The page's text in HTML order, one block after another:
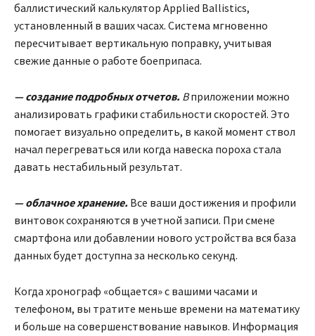
баллистический калькулятор Applied Ballistics,
установленный в ваших часах. Система мгновенно
пересчитывает вертикальную поправку, учитывая
свежие данные о работе боеприпаса.
— создание подробных отчетов. Вприложении можно
анализировать графики стабильности скоростей. Это
помогает визуально определить, в какой момент ствол
начал перегреваться или когда навеска пороха стала
давать нестабильный результат.
— облачное хранение. Все ваши достижения и профили
винтовок сохраняются в учетной записи. При смене
смартфона или добавлении нового устройства вся база
данных будет доступна за несколько секунд.
Когда хронограф «общается» с вашими часами и
телефоном, вы тратите меньше времени на математику
и больше на совершенствование навыков. Информация